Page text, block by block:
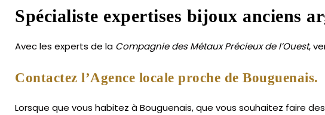
Spécialiste expertises bijoux anciens
Avec les experts de la Compagnie des Métaux Précieux de l’Ouest,
Contactez l’Agence locale proche de Bouguenais.
Lorsque que vous habitez à Bouguenais, que vous souhaitez faire